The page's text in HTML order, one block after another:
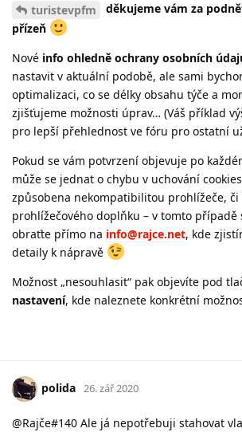
turistevpfm
děkujeme vám za
přízeň
Nové info ohledně ochrany osobních
nastavit v aktuální podobě, ale sami
optimalizaci, co se délky obsahu týče a
zjišťujeme možnosti úprav… (Váš příklad
pro lepší přehlednost ve fóru pro ostatní
Pokud se vám potvrzení objevuje po
může se jednat o chybu v uchování
způsobena nekompatibilitou prohlížeče,
prohlížečového doplňku – v tomto případě
obraťte přímo na info@rajce.net, kde
detaily k nápravě
Možnost „nesouhlasit“ pak objevíte pod
nastavení, kde naleznete konkrétní
polida 26. zář 2020
@Rajče#140 Ale já nepotřebuji stahovat